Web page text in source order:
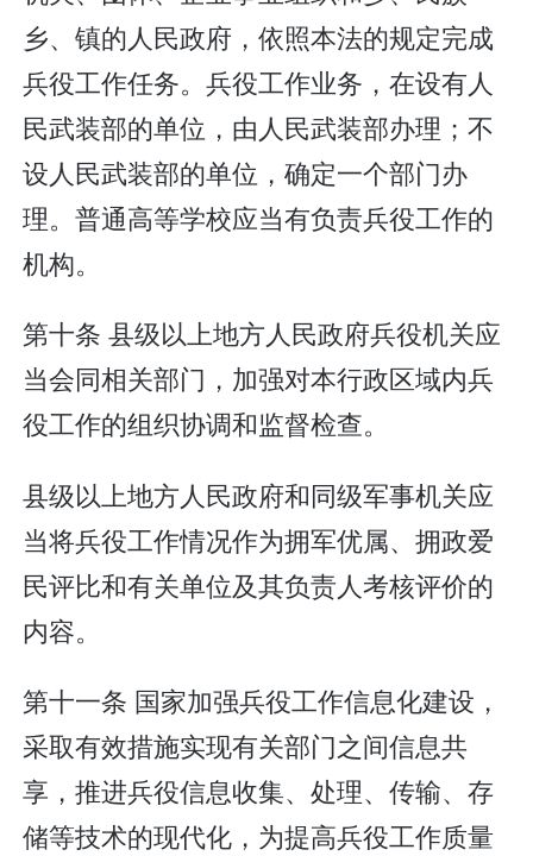
乡、镇的人民政府，依照本法的规定完成
兵役工作任务。兵役工作业务，在设有人
民武装部的单位，由人民武装部办理；不
设人民武装部的单位，确定一个部门办
理。普通高等学校应当有负责兵役工作的
机构。
第十条 县级以上地方人民政府兵役机关应
当会同相关部门，加强对本行政区域内兵
役工作的组织协调和监督检查。
县级以上地方人民政府和同级军事机关应
当将兵役工作情况作为拥军优属、拥政爱
民评比和有关单位及其负责人考核评价的
内容。
第十一条 国家加强兵役工作信息化建设，
采取有效措施实现有关部门之间信息共
享，推进兵役信息收集、处理、传输、存
储等技术的现代化，为提高兵役工作质量